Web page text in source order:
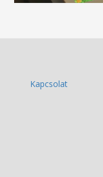
Kapcsolat